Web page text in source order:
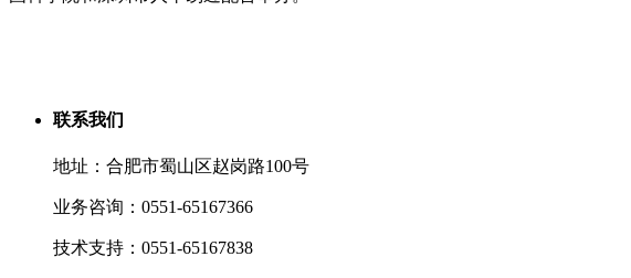
联系我们
地址：合肥市蜀山区赵岗路100号
业务咨询：0551-65167366
技术支持：0551-65167838